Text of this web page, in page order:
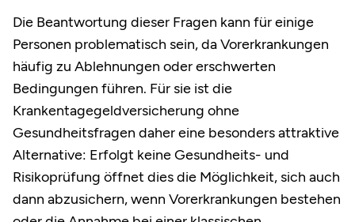
Die Beantwortung dieser Fragen kann für einige
Personen problematisch sein, da Vorerkrankungen
häufig zu Ablehnungen oder erschwerten
Bedingungen führen. Für sie ist die
Krankentagegeldversicherung ohne
Gesundheitsfragen daher eine besonders attraktive
Alternative: Erfolgt keine Gesundheits- und
Risikoprüfung öffnet dies die Möglichkeit, sich auch
dann abzusichern, wenn Vorerkrankungen bestehen